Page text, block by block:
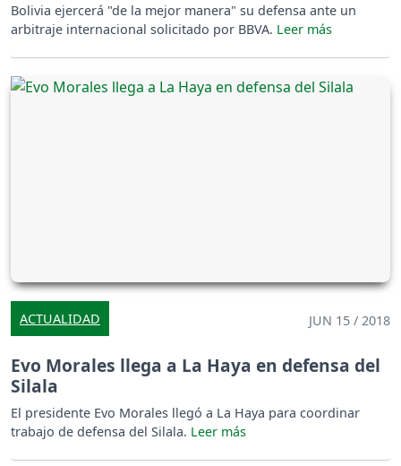
Bolivia ejercerá "de la mejor manera" su defensa ante un
arbitraje internacional solicitado por BBVA.
ACTUALIDAD JUN 15 / 2018
Evo Morales llega a La Haya en defensa del
Silala
El presidente Evo Morales llegó a La Haya para coordinar
trabajo de defensa del Silala.